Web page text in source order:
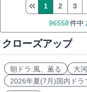
96558件中
1 2 3
クローズアップ
朝ドラ:風、薫る 大
2026年夏(7月)国内ドラ